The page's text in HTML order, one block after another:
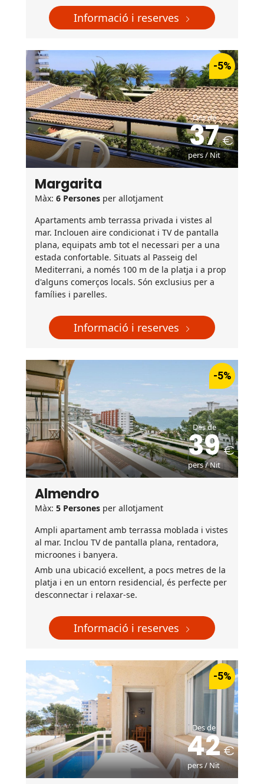
Informació i reserves
-5%
Des de
37
pers / Nit
Margarita
Màx: 6 Persones per allotjament
Apartaments amb terrassa privada i vistes al
mar. Inclouen aire condicionat i TV de pantalla
plana, equipats amb tot el necessari per a una
estada confortable. Situats al Passeig del
Mediterrani, a només 100 m de la platja i a prop
d'alguns comerços locals. Són exclusius per a
famílies i parelles.
Informació i reserves
-5%
Des de
39
pers / Nit
Almendro
Màx: 5 Persones per allotjament
Ampli apartament amb terrassa moblada i vistes
al mar. Inclou TV de pantalla plana, rentadora,
microones i banyera.
Amb una ubicació excel·lent, a pocs metres de la
platja i en un entorn residencial, és perfecte per
desconnectar i relaxar-se.
Informació i reserves
-5%
Des de
42
pers / Nit